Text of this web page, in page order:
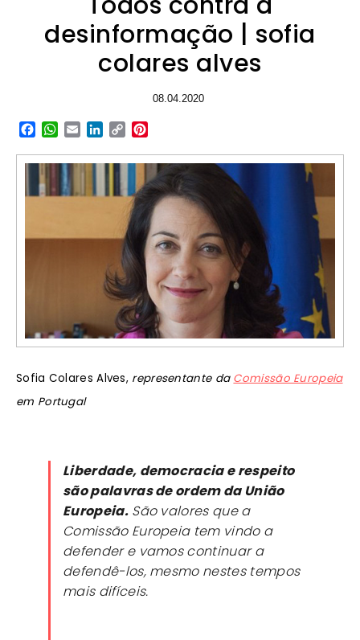
desinformação | sofia
colares alves
08.04.2020
Facebook
WhatsApp
EmailLinkedIn
Copy
Sofia Colares Alves, representante da Comissão Europeia
em Portugal
Liberdade, democracia e respeito
são palavras de ordem da União
Europeia.São valores que a
Comissão Europeia tem vindo a
defender e vamos continuar a
defendê-los, mesmo nestes tempos
mais difíceis.